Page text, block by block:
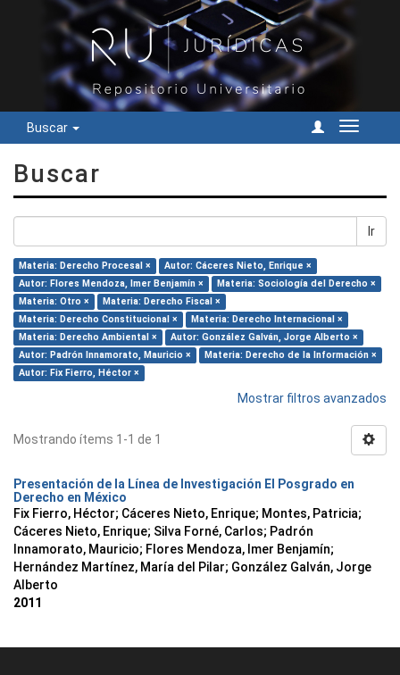
Buscar
Cambiar
Buscar
Ir
Materia: Derecho Procesal ×
Autor: Cáceres Nieto, Enrique ×
Autor: Flores Mendoza, Imer Benjamín ×
Materia: Sociología del Derecho ×
Materia: Otro ×
Materia: Derecho Fiscal ×
Materia: Derecho Constitucional ×
Materia: Derecho Internacional ×
Materia: Derecho Ambiental ×
Autor: González Galván, Jorge Alberto ×
Autor: Padrón Innamorato, Mauricio ×
Materia: Derecho de la Información ×
Autor: Fix Fierro, Héctor ×
Mostrar filtros avanzados
Mostrando ítems 1-1 de 1
Presentación de la Línea de Investigación El Posgrado en
Derecho en México
Fix Fierro, Héctor; Cáceres Nieto, Enrique; Montes, Patricia;
Cáceres Nieto, Enrique; Silva Forné, Carlos; Padrón
Innamorato, Mauricio; Flores Mendoza, Imer Benjamín;
Hernández Martínez, María del Pilar; González Galván, Jorge
Alberto
2011